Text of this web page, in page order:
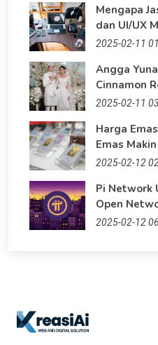
Mengapa
dan UI/UX
Bisnis?
2025-02-11
Angga
Cinnamon
Bahagia di
2025-02-11
Harga
Emas
2025-02-12
Pi Network
Open
2025
2025-02-12